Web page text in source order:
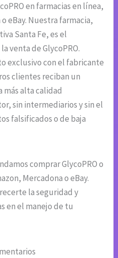
en farmacias en línea,
eBay. Nuestra farmacia,
Santa Fe, es el
venta de GlycoPRO.
exclusivo con el fabricante
clientes reciban un
alta calidad
sin intermediarios y sin el
falsificados o de baja
comprar GlycoPRO o
Mercadona o eBay.
la seguridad y
en el manejo de tu